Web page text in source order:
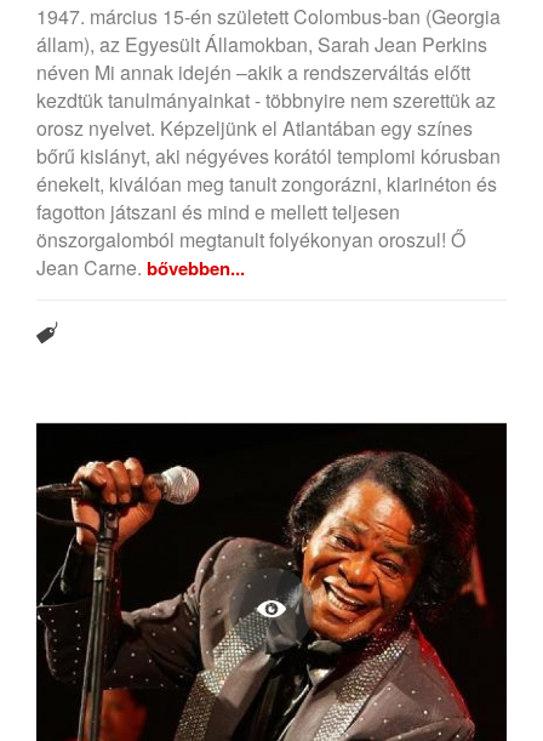
1947. március 15-én született Colombus-ban (Georgia
állam), az Egyesült Államokban, Sarah Jean Perkins
néven Mi annak idején –akik a rendszerváltás előtt
kezdtük tanulmányainkat - többnyire nem szerettük az
orosz nyelvet. Képzeljünk el Atlantában egy színes
bőrű kislányt, aki négyéves korától templomi kórusban
énekelt, kiválóan meg tanult zongorázni, klarinéton és
fagotton játszani és mind e mellett teljesen
önszorgalomból megtanult folyékonyan oroszul! Ő
Jean Carne. bővebben...